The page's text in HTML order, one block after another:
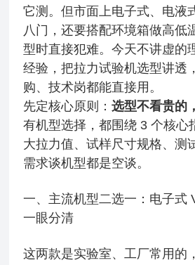
它测。但市面上电子式、电液
八门，还要搭配环境箱做高低
型时直接犯难。今天不讲虚的
经验，把拉力试验机选型讲透
购、技术岗都能直接用。
先定核心原则：选型不看贵的
有机型选择，都围绕 3 个核
大拉力值、试样尺寸规格、测
需求谈机型都是空谈。
一、主流机型二选一：电子式
一眼分清
这两款是实验室、工厂常用的